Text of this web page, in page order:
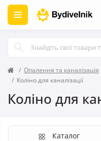
Опалення та каналізація
Коліно для каналізації
Коліно для
Каталог